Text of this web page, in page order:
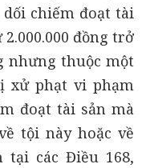
chiếm đoạt tài
đồng trở
nhưng thuộc một
xử phạt vi phạm
đoạt tài sản mà
tội này hoặc về
các Điều 168,